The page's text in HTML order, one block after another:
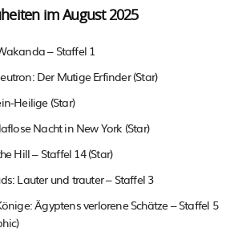
im August 2025
– Staffel 1
Der Mutige Erfinder (Star)
Heilige (Star)
Nacht in New York (Star)
Hill – Staffel 14 (Star)
Lauter und trauter – Staffel 3
Ägyptens verlorene Schätze – Staffel 5